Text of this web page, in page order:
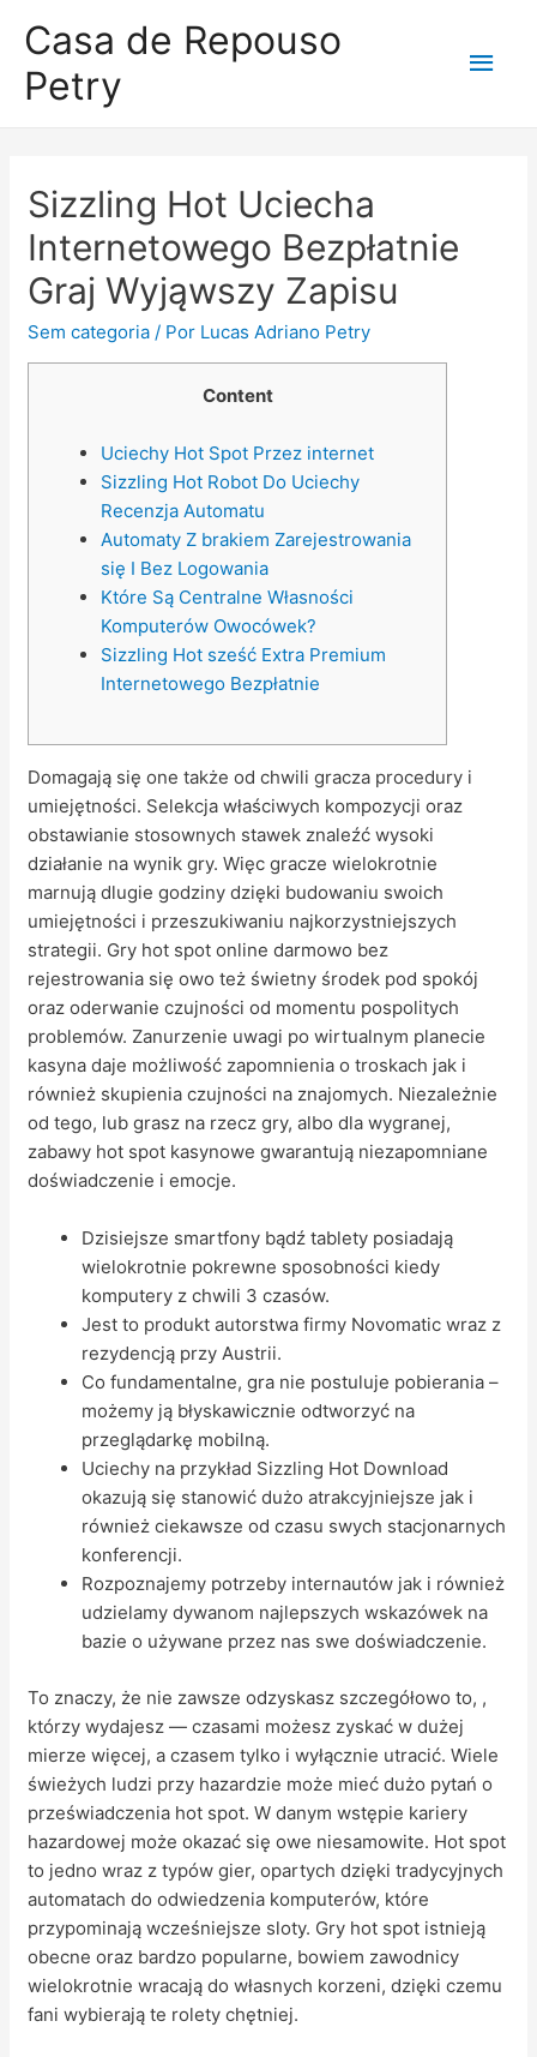
Casa de Repouso
Petry
Sizzling Hot Uciecha
Internetowego Bezpłatnie
Graj Wyjąwszy Zapisu
Sem categoria / Por Lucas Adriano Petry
Content
Uciechy Hot Spot Przez internet
Sizzling Hot Robot Do Uciechy
Recenzja Automatu
Automaty Z brakiem Zarejestrowania
się I Bez Logowania
Które Są Centralne Własności
Komputerów Owocówek?
Sizzling Hot sześć Extra Premium
Internetowego Bezpłatnie
Domagają się one także od chwili gracza procedury i
umiejętności. Selekcja właściwych kompozycji oraz
obstawianie stosownych stawek znaleźć wysoki
działanie na wynik gry. Więc gracze wielokrotnie
marnują dlugie godziny dzięki budowaniu swoich
umiejętności i przeszukiwaniu najkorzystniejszych
strategii. Gry hot spot online darmowo bez
rejestrowania się owo też świetny środek pod spokój
oraz oderwanie czujności od momentu pospolitych
problemów. Zanurzenie uwagi po wirtualnym planecie
kasyna daje możliwość zapomnienia o troskach jak i
również skupienia czujności na znajomych. Niezależnie
od tego, lub grasz na rzecz gry, albo dla wygranej,
zabawy hot spot kasynowe gwarantują niezapomniane
doświadczenie i emocje.
Dzisiejsze smartfony bądź tablety posiadają
wielokrotnie pokrewne sposobności kiedy
komputery z chwili 3 czasów.
Jest to produkt autorstwa firmy Novomatic wraz z
rezydencją przy Austrii.
Co fundamentalne, gra nie postuluje pobierania –
możemy ją błyskawicznie odtworzyć na
przeglądarkę mobilną.
Uciechy na przykład Sizzling Hot Download
okazują się stanowić dużo atrakcyjniejsze jak i
również ciekawsze od czasu swych stacjonarnych
konferencji.
Rozpoznajemy potrzeby internautów jak i również
udzielamy dywanom najlepszych wskazówek na
bazie o używane przez nas swe doświadczenie.
To znaczy, że nie zawsze odzyskasz szczegółowo to, ,
którzy wydajesz — czasami możesz zyskać w dużej
mierze więcej, a czasem tylko i wyłącznie utracić. Wiele
świeżych ludzi przy hazardzie może mieć dużo pytań o
przeświadczenia hot spot. W danym wstępie kariery
hazardowej może okazać się owe niesamowite. Hot spot
to jedno wraz z typów gier, opartych dzięki tradycyjnych
automatach do odwiedzenia komputerów, które
przypominają wcześniejsze sloty. Gry hot spot istnieją
obecne oraz bardzo popularne, bowiem zawodnicy
wielokrotnie wracają do własnych korzeni, dzięki czemu
fani wybierają te rolety chętniej.